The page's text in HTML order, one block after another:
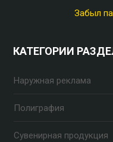
Забыл
КАТЕГОРИИ
Наружная реклама
Полиграфия
Сувенирная продукция